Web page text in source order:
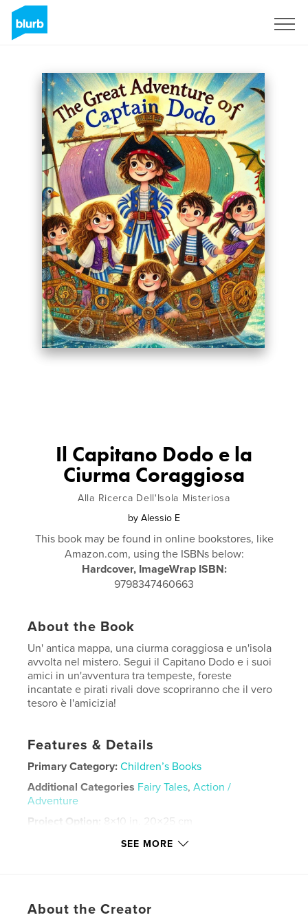
Il Capitano Dodo e la
Ciurma Coraggiosa
Alla Ricerca Dell'Isola Misteriosa
by Alessio E
This book may be found in online bookstores, like
Amazon.com, using the ISBNs below:
Hardcover, ImageWrap ISBN:
9798347460663
About the Book
Un' antica mappa, una ciurma coraggiosa e un'isola
avvolta nel mistero. Segui il Capitano Dodo e i suoi
amici in un'avventura tra tempeste, foreste
incantate e pirati rivali dove scopriranno che il vero
tesoro è l'amicizia!
Features & Details
Primary Category: Children’s Books
Additional Categories Fairy Tales,Action /
Adventure
Project Option: 8×10 in, 20×25 cm
LanguageItalian
SEE MORE
About the Creator